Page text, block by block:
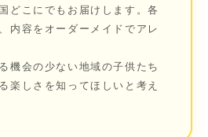
どこにでもお届けします。各
内容をオーダーメイドでアレ
機会の少ない地域の子供たち
楽しさを知ってほしいと考え